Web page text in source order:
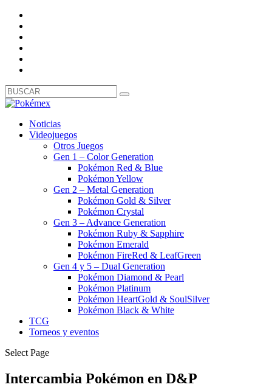
Noticias
Videojuegos
Otros Juegos
Gen 1 – Color Generation
Pokémon Red & Blue
Pokémon Yellow
Gen 2 – Metal Generation
Pokémon Gold & Silver
Pokémon Crystal
Gen 3 – Advance Generation
Pokémon Ruby & Sapphire
Pokémon Emerald
Pokémon FireRed & LeafGreen
Gen 4 y 5 – Dual Generation
Pokémon Diamond & Pearl
Pokémon Platinum
Pokémon HeartGold & SoulSilver
Pokémon Black & White
TCG
Torneos y eventos
Select Page
Intercambia Pokémon en D&P